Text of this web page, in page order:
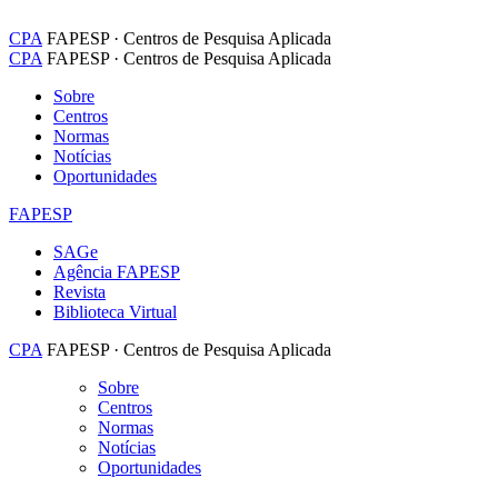
CPA FAPESP · Centros de Pesquisa Aplicada
CPA FAPESP · Centros de Pesquisa Aplicada
Sobre
Centros
Normas
Notícias
Oportunidades
FAPESP
SAGe
Agência FAPESP
Revista
Biblioteca Virtual
CPA FAPESP · Centros de Pesquisa Aplicada
Sobre
Centros
Normas
Notícias
Oportunidades